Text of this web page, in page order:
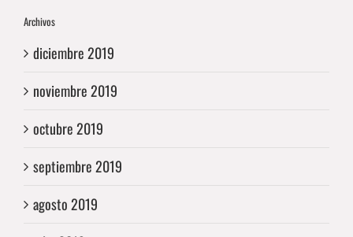
Archivos
diciembre 2019
noviembre 2019
octubre 2019
septiembre 2019
agosto 2019